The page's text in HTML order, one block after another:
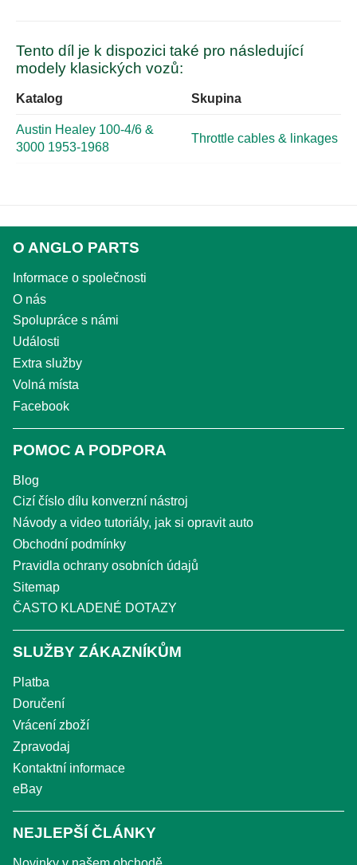
Tento díl je k dispozici také pro následující
modely klasických vozů:
Katalog Skupina
Austin Healey 100-4/6 &
3000 1953-1968
Throttle cables & linkages
O ANGLO PARTS
Informace o společnosti
O nás
Spolupráce s námi
Události
Extra služby
Volná místa
Facebook
POMOC A PODPORA
Blog
Cizí číslo dílu konverzní nástroj
Návody a video tutoriály, jak si opravit auto
Obchodní podmínky
Pravidla ochrany osobních údajů
Sitemap
ČASTO KLADENÉ DOTAZY
SLUŽBY ZÁKAZNÍKŮM
Platba
Doručení
Vrácení zboží
Zpravodaj
Kontaktní informace
eBay
NEJLEPŠÍ ČLÁNKY